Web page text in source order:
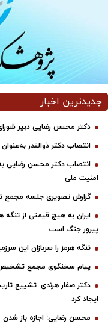
جدیدترین اخبار
دکتر محسن رضایی دبیر
انتصاب دکتر ذوالقدر
انتصاب دکتر محسن رضایی به
امنیت ملی
گزارش تصویری جلسه مجمع تشخیص
ایران به هیچ قیمتی از
پیروز جنگ است
تنگه هرمز را سربازان این
پیام سخنگوی مجمع تشخیص
دکتر صفار هرندی: تشییع
ایجاد کرد
محسن رضایی: اجازه باز شدن